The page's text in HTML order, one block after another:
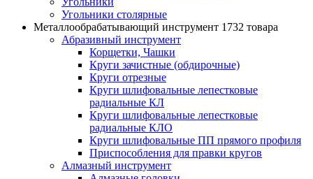
Угольники столярные
Металлообрабатывающий инструмент 1732 товара
Абразивный инструмент
Корщетки, Чашки
Круги зачистные (обдирочные)
Круги отрезные
Круги шлифовальные лепестковые
радиальные КЛ
Круги шлифовальные лепестковые
радиальные КЛО
Круги шлифовальные ПП прямого профиля
Приспособления для правки кругов
Алмазный инструмент